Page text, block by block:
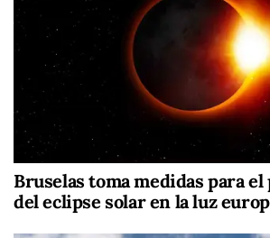
Bruselas toma medidas para
del eclipse solar en la luz